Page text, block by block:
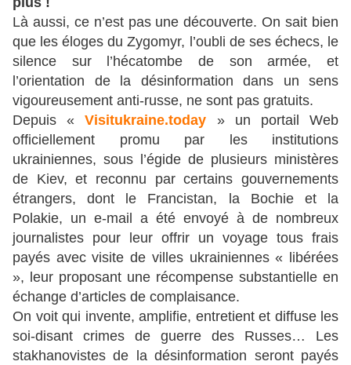
Là aussi, ce n’est pas une découverte. On sait bien
que les éloges du Zygomyr, l’oubli de ses échecs, le
silence sur l’hécatombe de son armée, et
l’orientation de la désinformation dans un sens
vigoureusement anti-russe, ne sont pas gratuits.
Depuis «Visitukraine.today » un portail Web
officiellement promu par les institutions
ukrainiennes, sous l’égide de plusieurs ministères
de Kiev, et reconnu par certains gouvernements
étrangers, dont le Francistan, la Bochie et la
Polakie, un e-mail a été envoyé à de nombreux
journalistes pour leur offrir un voyage tous frais
payés avec visite de villes ukrainiennes « libérées
», leur proposant une récompense substantielle en
échange d’articles de complaisance.
On voit qui invente, amplifie, entretient et diffuse les
soi-disant crimes de guerre des Russes… Les
stakhanovistes de la désinformation seront payés